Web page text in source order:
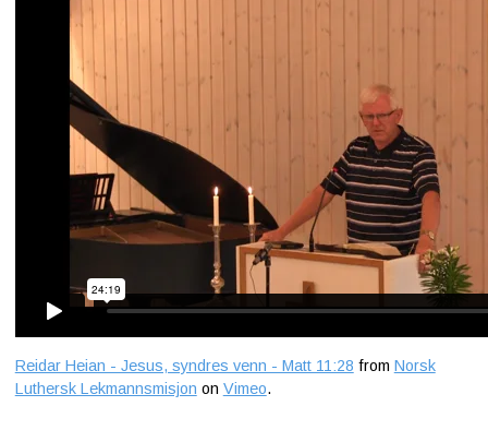
Reidar Heian - Jesus, syndres venn - Matt 11:28 from Norsk
Luthersk Lekmannsmisjon on Vimeo.